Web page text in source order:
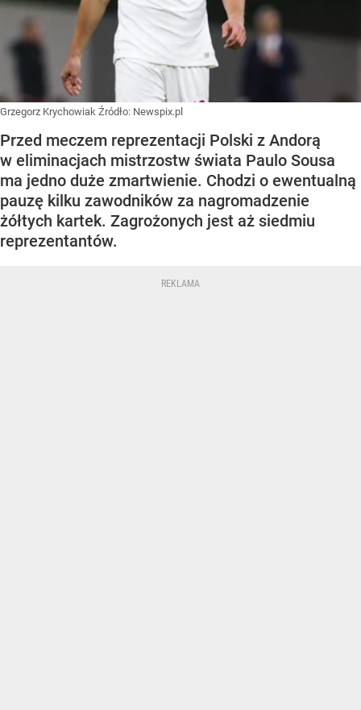
Grzegorz Krychowiak Źródło: Newspix.pl
Przed meczem reprezentacji Polski z Andorą
w eliminacjach mistrzostw świata Paulo Sousa
ma jedno duże zmartwienie. Chodzi o ewentualną
pauzę kilku zawodników za nagromadzenie
żółtych kartek. Zagrożonych jest aż siedmiu
reprezentantów.